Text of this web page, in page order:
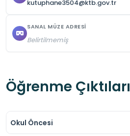
kutuphane3504@ktb.gov.tr
SANAL MÜZE ADRESI
Belirtilmemiş
Öğrenme Çıktıları
Okul Öncesi